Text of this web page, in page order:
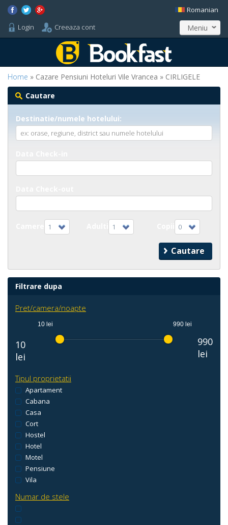
Login Creeaza cont
Romanian
Meniu
Home » Cazare Pensiuni Hoteluri Vile Vrancea » CIRLIGELE
Cautare
Destinatie/numele hotelului:
1 1 0
Filtrare dupa
Pret/camera/noapte
10
lei
10 lei 990 lei
990
lei
Tipul proprietatii
Apartament
Cabana
Casa
Cort
Hostel
Hotel
Motel
Pensiune
Vila
Numar de stele